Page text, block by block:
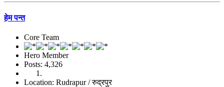
हेम पन्त
Core Team
Hero Member
Posts: 4,326
Location: Rudrapur / रुद्रपुर